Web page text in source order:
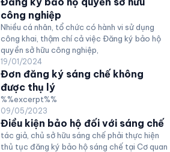
công nghiệp
Nhiều cá nhân, tổ chức có hành vi sử dụng
công khai, thậm chí cả việc Đăng ký bảo hộ
quyền sở hữu công nghiệp,
19/01/2024
Đơn đăng ký sáng chế không
được thụ lý
%%excerpt%%
09/05/2023
Điều kiện bảo hộ đối với sáng chế
tác giả, chủ sở hữu sáng chế phải thực hiện
thủ tục đăng ký bảo hộ sáng chế tại Cơ quan